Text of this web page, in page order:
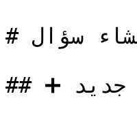
# إنشاء سؤال
## ➕ إنشاء سؤال جديد&#x20;